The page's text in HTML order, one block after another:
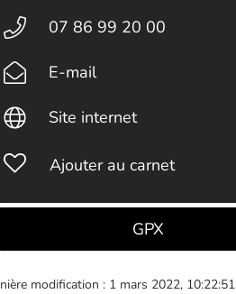
07 86 99 20 00
E-mail
Site internet
Ajouter au carnet
GPX
modification : 1 mars 2022, 10:22:51